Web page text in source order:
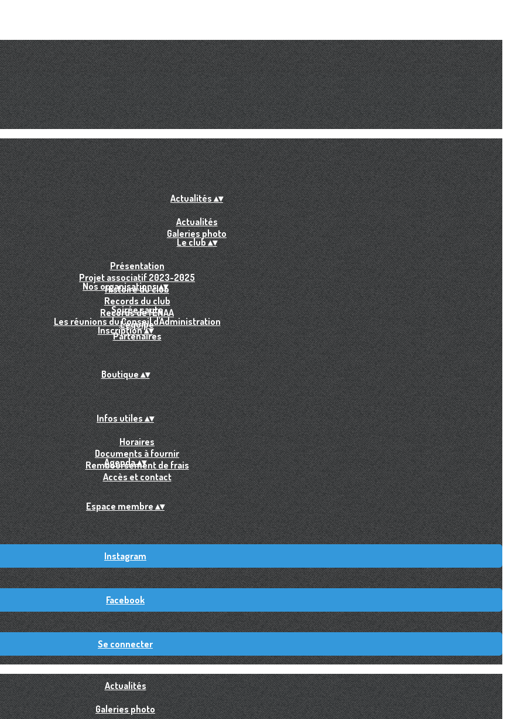
Actualités▴▾
Actualités
Galeries photo
Le club▴▾
Présentation
Projet associatif 2023-2025
Histoire du club
Records du club
Records de l'ENAA
L'équipe
Partenaires
Nos organisations▴▾
Soirée sauts
Les réunions du Conseil d'Administration
Inscription▴▾
Boutique▴▾
Infos utiles▴▾
Horaires
Documents à fournir
Remboursement de frais
Accès et contact
Agenda▴▾
Espace membre▴▾
Instagram
Facebook
Se connecter
Actualités
Galeries photo